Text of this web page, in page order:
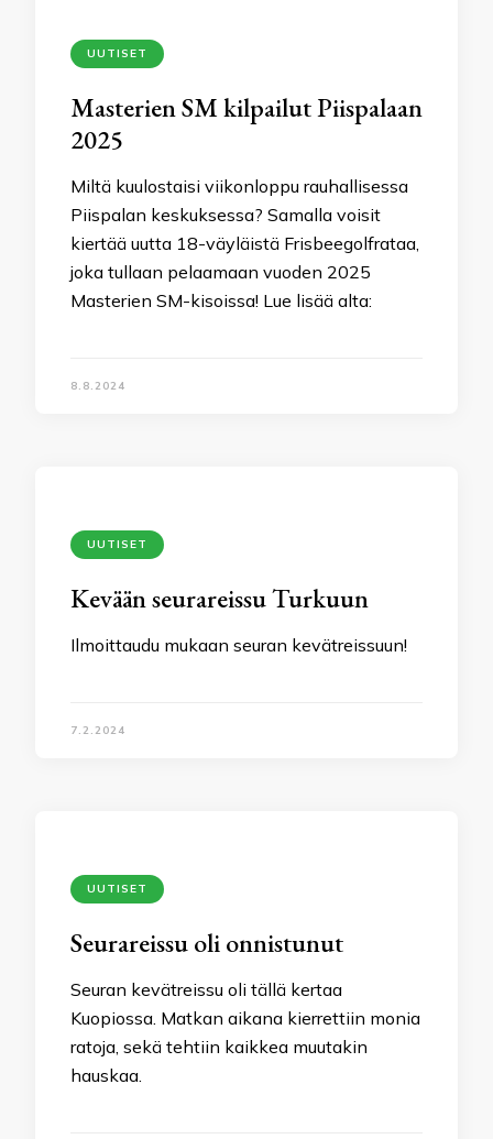
UUTISET
Masterien SM kilpailut Piispalaan
2025
Miltä kuulostaisi viikonloppu rauhallisessa
Piispalan keskuksessa? Samalla voisit
kiertää uutta 18-väyläistä Frisbeegolfrataa,
joka tullaan pelaamaan vuoden 2025
Masterien SM-kisoissa! Lue lisää alta:
8.8.2024
UUTISET
Kevään seurareissu Turkuun
Ilmoittaudu mukaan seuran kevätreissuun!
7.2.2024
UUTISET
Seurareissu oli onnistunut
Seuran kevätreissu oli tällä kertaa
Kuopiossa. Matkan aikana kierrettiin monia
ratoja, sekä tehtiin kaikkea muutakin
hauskaa.